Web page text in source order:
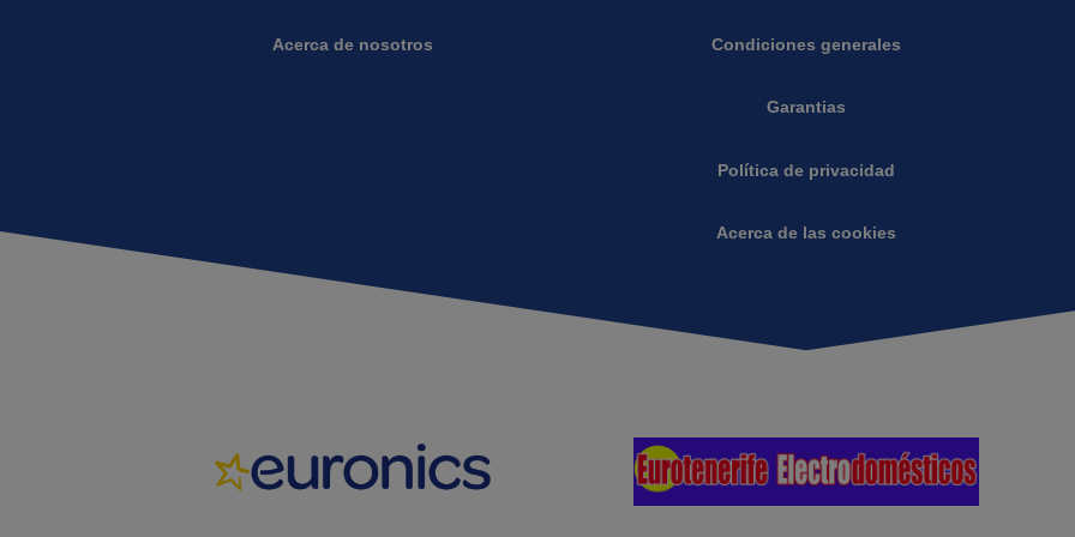
Acerca de nosotros Condiciones generales
Garantias
Política de privacidad
Acerca de las cookies